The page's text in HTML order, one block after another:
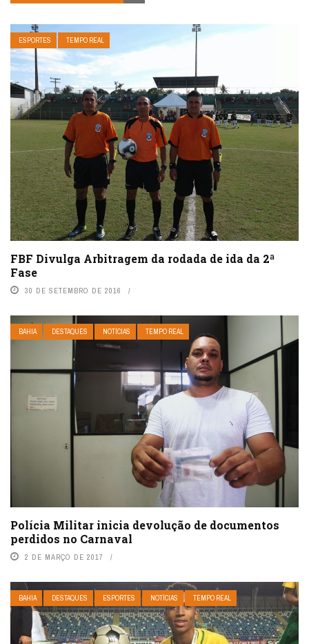
ESPORTES TEMPO REAL
FBF Divulga Arbitragem da rodada de ida da 2ª
Fase
30 DE SETEMBRO DE 2016
BAHIA DESTAQUES NOTÍCIAS TEMPO REAL
Polícia Militar inicia devolução de documentos
perdidos no Carnaval
2 DE MARÇO DE 2017
BAHIA DESTAQUES ESPORTES NOTÍCIAS TEMPO REAL